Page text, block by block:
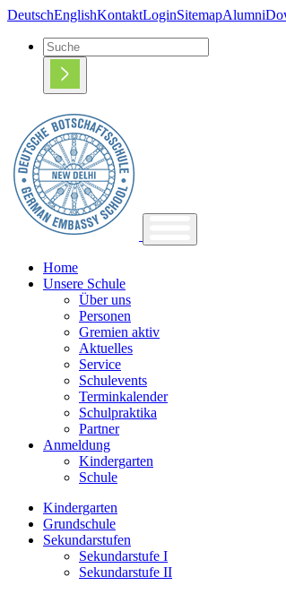
DeutschEnglishKontaktLoginSitemapAlumni
Home
Unsere Schule
Über uns
Personen
Gremien aktiv
Aktuelles
Service
Schulevents
Terminkalender
Schulpraktika
Partner
Anmeldung
Kindergarten
Schule
Kindergarten
Grundschule
Sekundarstufen
Sekundarstufe I
Sekundarstufe II